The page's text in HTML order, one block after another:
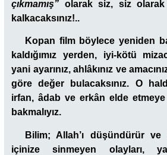
çıkmamış” olarak siz, siz
kalkacaksınız!..
Kopan film böylece yeniden
kaldığımız yerden, iyi-kötü
yani ayarınız, ahlâkınız ve
göre değer bulacaksınız. O
irfan, âdab ve erkân elde
bakmalıyız.
Bilim; Allah’ı düşündürür ve
içinize sinmeyen olayları,